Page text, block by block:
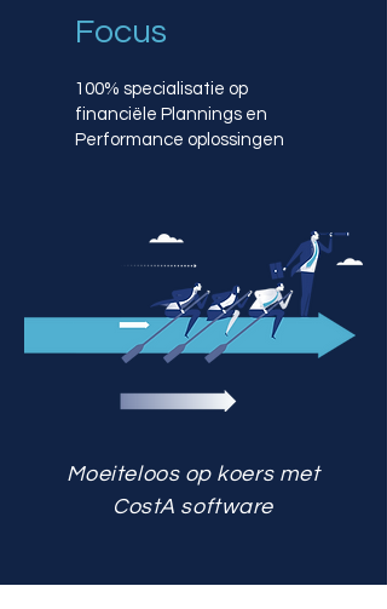
Focus
100% specialisatie op
financiële Plannings en
Performance oplossingen
Moeiteloos op koers met
CostA software